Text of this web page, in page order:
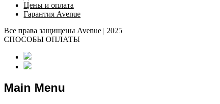
Цены и оплата
Гарантия Avenue
Все права защищены Avenue | 2025
СПОСОБЫ ОПЛАТЫ
Main Menu